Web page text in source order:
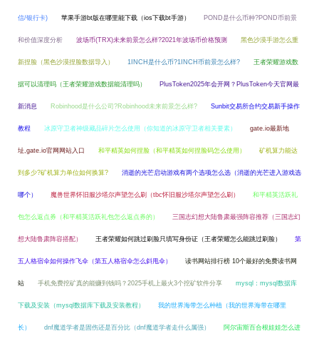
信/银行卡) 苹果手游bt版在哪里能下载（ios下载bt手游） POND是什么币种?POND币前景
和价值深度分析 波场币(TRX)未来前景怎么样?2021年波场币价格预测 黑色沙漠手游怎么重
新捏脸（黑色沙漠捏脸数据导入） 1INCH是什么币?1INCH币前景怎么样? 王者荣耀游戏数
据可以清理吗（王者荣耀游戏数据能清理吗） PlusToken2025年会开网？PlusToken今天官网最
新消息 Robinhood是什么公司?Robinhood未来前景怎么样? Sunbit交易所合约交易新手操作
教程 冰原守卫者神级藏品碎片怎么使用（你知道的冰原守卫者相关要素） gate.io最新地
址,gate.io官网网站入口 和平精英如何捏脸（和平精英如何捏脸码怎么使用） 矿机算力能达
到多少?矿机算力单位如何换算? 消逝的光芒启动游戏有两个选项怎么选（消逝的光芒进入游戏选
哪个） 魔兽世界怀旧服沙塔尔声望怎么刷（tbc怀旧服沙塔尔声望怎么刷） 和平精英活跃礼
包怎么返点券（和平精英活跃礼包怎么返点券的） 三国志幻想大陆鲁肃最强阵容推荐（三国志幻
想大陆鲁肃阵容搭配） 王者荣耀如何跳过刷脸只填写身份证（王者荣耀怎么能跳过刷脸） 第
五人格宿伞如何操作飞伞（第五人格宿伞怎么斜甩伞） 读书网站排行榜 10个最好的免费读书网
站 手机免费挖矿真的能赚到钱吗？2025手机上最火3个挖矿软件分享 mysql：mysql数据库
下载及安装（mysql数据库下载及安装教程） 我的世界海带怎么种植（我的世界海带在哪里
长） dnf魔道学者是固伤还是百分比（dnf魔道学者走什么属强） 阿尔宙斯百合根娃娃怎么进